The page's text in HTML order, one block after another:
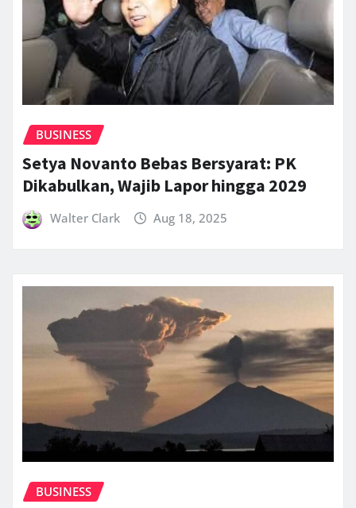
BUSINESS
Setya Novanto Bebas Bersyarat: PK
Dikabulkan, Wajib Lapor hingga 2029
Walter Clark Aug 18, 2025
BUSINESS